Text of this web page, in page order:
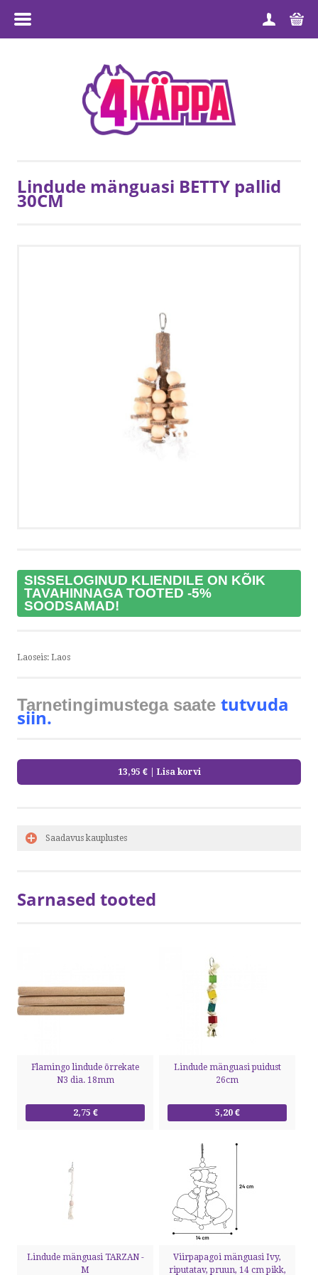
TOOTEGRUPID
MÜÜGITINGIMUSED
VÕTA ÜHENDUST
Lindude mänguasi BETTY pallid
30CM
SISSELOGINUD KLIENDILE ON KÕIK
TAVAHINNAGA TOOTED -5%
SOODSAMAD!
Laoseis: Laos
Tarnetingimustega saate tutvuda
siin.
13,95 € | Lisa korvi
Saadavus kauplustes
Sarnased tooted
Flamingo lindude õrrekate
N3 dia. 18mm
2,75 €
Lindude mänguasi puidust
26cm
5,20 €
Lindude mänguasi TARZAN -
M
Viirpapagoi mänguasi Ivy,
riputatav, pruun, 14 cm pikk,